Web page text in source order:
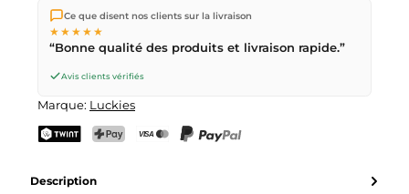
Nous expédions directement depuis notre entrepôt à Kriens,
en Suisse.Livraison gratuitedèsCHF 70
passées avant
livraison leprochain jour ouvrable par la Poste Suisse.
Ce que disent nos clients sur la livraison
★★★★★
“Bonne qualité des produits et livraison rapide.”
Avis clients vérifiés
Marque: Luckies
Description